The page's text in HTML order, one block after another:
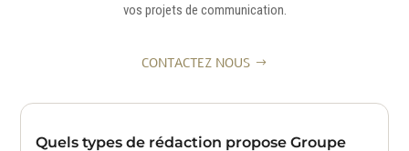
vos projets de communication.
CONTACTEZ NOUS
Quels types de rédaction propose Groupe